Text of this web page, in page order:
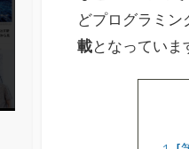
どプログラミン
載となっていま